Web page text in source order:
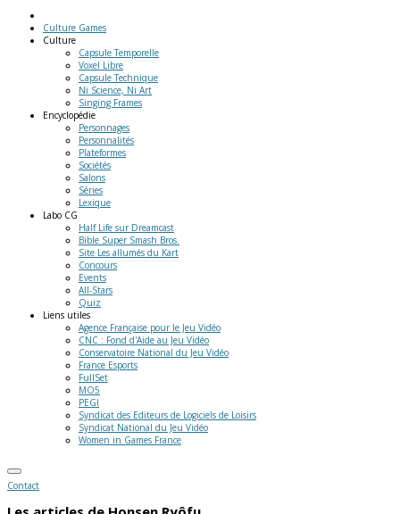
Culture Games
Culture
Capsule Temporelle
Voxel Libre
Capsule Technique
Ni Science, Ni Art
Singing Frames
Encyclopédie
Personnages
Personnalités
Plateformes
Sociétés
Salons
Séries
Lexique
Labo CG
Half Life sur Dreamcast
Bible Super Smash Bros.
Site Les allumés du Kart
Concours
Events
All-Stars
Quiz
Liens utiles
Agence Française pour le Jeu Vidéo
CNC : Fond d'Aide au Jeu Vidéo
Conservatoire National du Jeu Vidéo
France Esports
FullSet
MO5
PEGI
Syndicat des Editeurs de Logiciels de Loisirs
Syndicat National du Jeu Vidéo
Women in Games France
Contact